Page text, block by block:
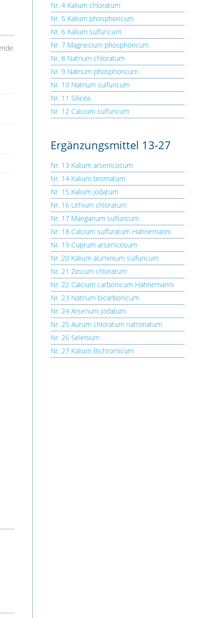
Nr. 4 Kalium chloratum
Nr. 5 Kalium phosphoricum
Nr. 6 Kalium sulfuricum
Nr. 7 Magnesium phosphoricum
Nr. 8 Natrium chloratum
Nr. 9 Natrium phosphoricum
Nr. 10 Natrium sulfuricum
Nr. 11 Silicea
Nr. 12 Calcium sulfuricum
Ergänzungsmittel 13-27
Nr. 13 Kalium arsenicosum
Nr. 14 Kalium bromatum
Nr. 15 Kalium jodatum
Nr. 16 Lithium chloratum
Nr. 17 Manganum sulfuricum
Nr. 18 Calcium sulfuratum Hahnemanni
Nr. 19 Cuprum arsenicosum
Nr. 20 Kalium aluminium sulfuricum
Nr. 21 Zincum chloratum
Nr. 22 Calcium carbonicum Hahnemanni
Nr. 23 Natrium bicarbonicum
Nr. 24 Arsenum jodatum
Nr. 25 Aurum chloratum natronatum
Nr. 26 Selenium
Nr. 27 Kalium Bichromicum